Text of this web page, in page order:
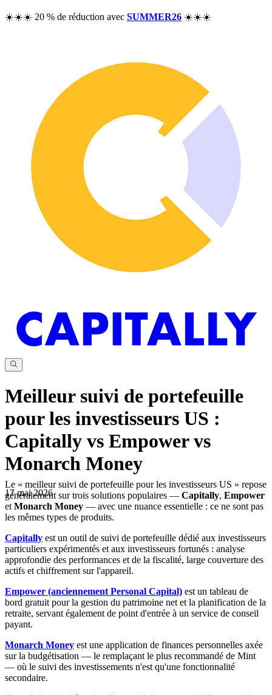
☀️☀️☀️ 20 % de réduction avec SUMMER26 ☀️☀️☀️
Ressources
Questions fréquentes
Analyse de performance
Suivi de patrimoine
Sécurité et confidentialité
Meilleur suivi de portefeuille
pour les investisseurs US :
Capitally vs Empower vs
Monarch Money
17 mai 2026
Le « meilleur suivi de portefeuille pour les investisseurs US » repose
généralement sur trois solutions populaires — Capitally, Empower
et Monarch Money — avec une nuance essentielle : ce ne sont pas
les mêmes types de produits.
Capitally est un outil de suivi de portefeuille dédié aux investisseurs
particuliers expérimentés et aux investisseurs fortunés : analyse
approfondie des performances et de la fiscalité, large couverture des
actifs et chiffrement sur l'appareil.
Empower (anciennement Personal Capital) est un tableau de
bord gratuit pour la gestion du patrimoine net et la planification de la
retraite, servant également de point d'entrée à un service de conseil
payant.
Monarch Money est une application de finances personnelles axée
sur la budgétisation — le remplaçant le plus recommandé de Mint
— où le suivi des investissements n'est qu'une fonctionnalité
secondaire.